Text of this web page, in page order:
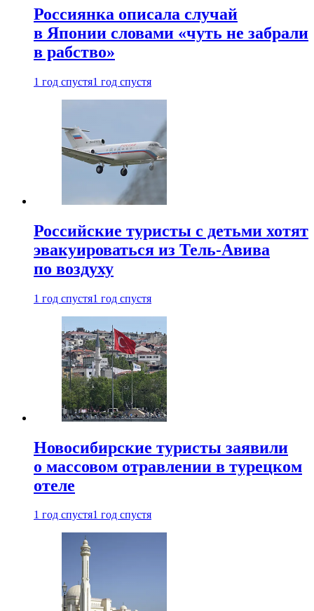
Россиянка описала случай
в Японии словами «чуть не забрали
в рабство»
1 год спустя1 год спустя
Российские туристы с детьми хотят
эвакуироваться из Тель-Авива
по воздуху
1 год спустя1 год спустя
Новосибирские туристы заявили
о массовом отравлении в турецком
отеле
1 год спустя1 год спустя